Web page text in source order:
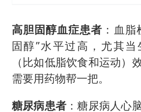
高胆固醇血症患者 ：血
固醇”水平过高，尤其
（比如低脂饮食和运动）
需要用药物帮一把。
糖尿病患者 ：糖尿病人心